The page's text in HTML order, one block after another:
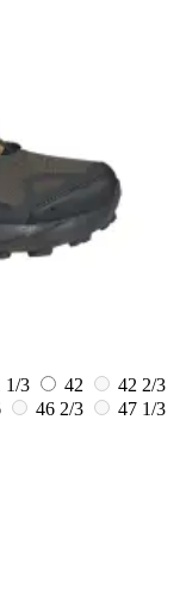
1/3 42
42 2/3
46 2/3
47 1/3